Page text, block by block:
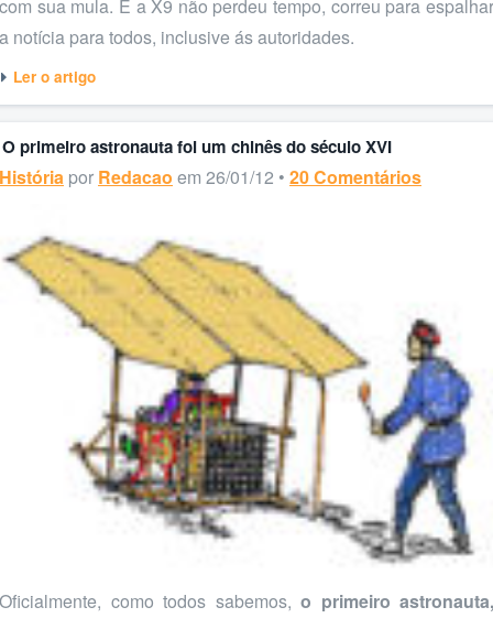
com sua mula. E a X9 não perdeu tempo, correu para espalhar
a notícia para todos, inclusive ás autoridades.
Ler o artigo
O primeiro astronauta foi um chinês do século XVI
História por Redacao em 26/01/12 • 20 Comentários
Oficialmente, como todos sabemos, o primeiro astronauta,